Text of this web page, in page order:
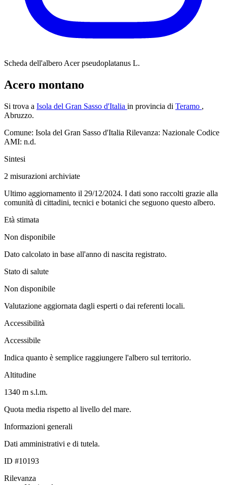
Scheda dell'albero Acer pseudoplatanus L.
Acero montano
Si trova a Isola del Gran Sasso d'Italia in provincia di Teramo ,
Abruzzo.
Comune: Isola del Gran Sasso d'Italia Rilevanza: Nazionale Codice
AMI: n.d.
Sintesi
2 misurazioni archiviate
Ultimo aggiornamento il 29/12/2024. I dati sono raccolti grazie alla
comunità di cittadini, tecnici e botanici che seguono questo albero.
Età stimata
Non disponibile
Dato calcolato in base all'anno di nascita registrato.
Stato di salute
Non disponibile
Valutazione aggiornata dagli esperti o dai referenti locali.
Accessibilità
Accessibile
Indica quanto è semplice raggiungere l'albero sul territorio.
Altitudine
1340 m s.l.m.
Quota media rispetto al livello del mare.
Informazioni generali
Dati amministrativi e di tutela.
ID #10193
Rilevanza